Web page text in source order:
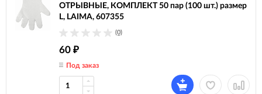
ОТРЫВНЫЕ, КОМПЛЕКТ 50 пар (100 шт.) размер
L, LAIMA, 607355
(0)
60 ₽
Под заказ